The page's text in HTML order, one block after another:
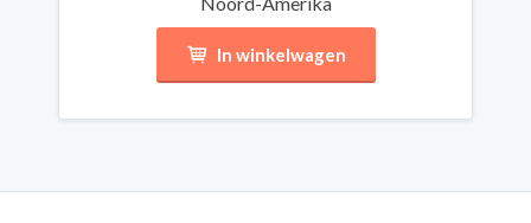
In winkelwagen